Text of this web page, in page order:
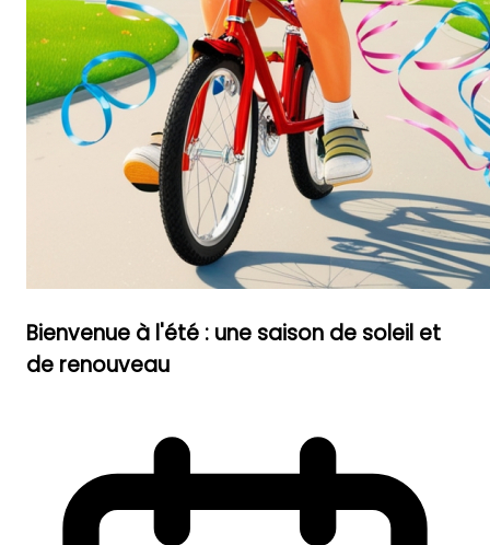
Bienvenue à l'été : une saison de soleil et
de renouveau